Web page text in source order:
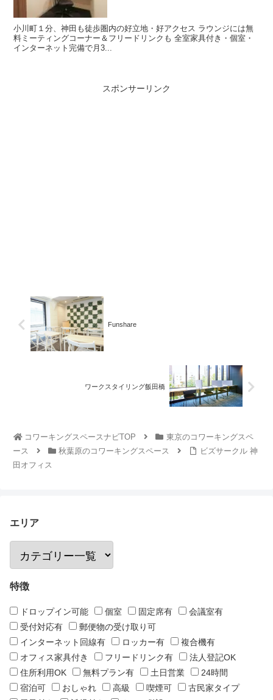
小川町１分、神田も徒歩圏内の好立地・好アクセス ラウンジには無
料ミーティングコーナー＆フリードリンクも 全室家具付き・個室・
インターネット完備で月3...
スポンサーリンク
Funshare
ワークスタイリング飯田橋
コワーキングスペースナビTOP
東京のコワーキングスペ
ース
秋葉原のコワーキングスペース
ビズサークル 神
田オフィス
エリア
特徴
ドロップイン可能 個室 固定席有
会議室有
受付対応有
郵便物の受け取り可
インターネット回線有
ロッカー有
複合機有
オフィス家具付き
フリードリンク有
法人登記OK
住所利用OK
無料プラン有 土日営業
24時間
宿泊可
おしゃれ 高級 喫煙可
古民家タイプ